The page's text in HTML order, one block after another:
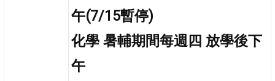
午(7/15暫停)
化學 暑輔期間每週四 放學後下
午